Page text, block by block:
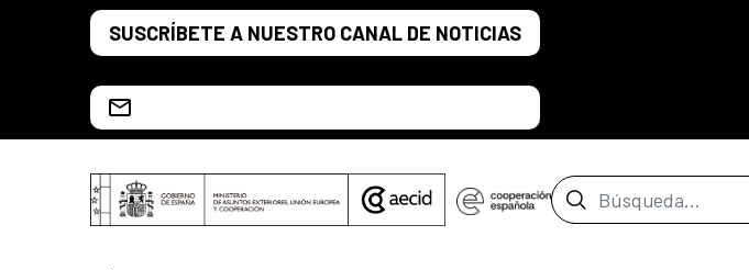
Saltar al contenido principal
SUSCRÍBETE A NUESTRO CANAL DE NOTICIAS
Barra de